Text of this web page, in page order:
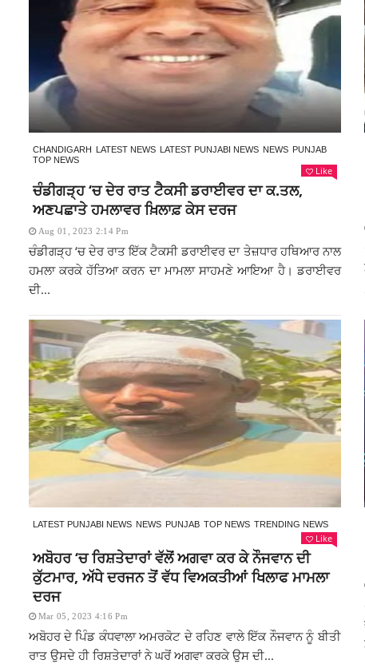
CHANDIGARH LATEST NEWS LATEST PUNJABI NEWS NEWS PUNJAB
TOP NEWS
Like
ਚੰਡੀਗੜ੍ਹ ‘ਚ ਦੇਰ ਰਾਤ ਟੈਕਸੀ ਡਰਾਈਵਰ ਦਾ ਕ.ਤਲ,
ਅਣਪਛਾਤੇ ਹਮਲਾਵਰ ਖ਼ਿਲਾਫ਼ ਕੇਸ ਦਰਜ
Aug 01, 2023 2:14 Pm
ਚੰਡੀਗੜ੍ਹ ‘ਚ ਦੇਰ ਰਾਤ ਇੱਕ ਟੈਕਸੀ ਡਰਾਈਵਰ ਦਾ ਤੇਜ਼ਧਾਰ ਹਥਿਆਰ ਨਾਲ
ਹਮਲਾ ਕਰਕੇ ਹੱਤਿਆ ਕਰਨ ਦਾ ਮਾਮਲਾ ਸਾਹਮਣੇ ਆਇਆ ਹੈ। ਡਰਾਈਵਰ
ਦੀ...
LATEST PUNJABI NEWS NEWS PUNJAB TOP NEWS TRENDING NEWS
Like
ਅਬੋਹਰ ‘ਚ ਰਿਸ਼ਤੇਦਾਰਾਂ ਵੱਲੋਂ ਅਗਵਾ ਕਰ ਕੇ ਨੌਜਵਾਨ ਦੀ
ਕੁੱਟਮਾਰ, ਅੱਧੇ ਦਰਜਨ ਤੋਂ ਵੱਧ ਵਿਅਕਤੀਆਂ ਖਿਲਾਫ ਮਾਮਲਾ
ਦਰਜ
Mar 05, 2023 4:16 Pm
ਅਬੋਹਰ ਦੇ ਪਿੰਡ ਕੰਧਵਾਲਾ ਅਮਰਕੋਟ ਦੇ ਰਹਿਣ ਵਾਲੇ ਇੱਕ ਨੌਜਵਾਨ ਨੂੰ ਬੀਤੀ
ਰਾਤ ਉਸਦੇ ਹੀ ਰਿਸ਼ਤੇਦਾਰਾਂ ਨੇ ਘਰੋਂ ਅਗਵਾ ਕਰਕੇ ਉਸ ਦੀ...